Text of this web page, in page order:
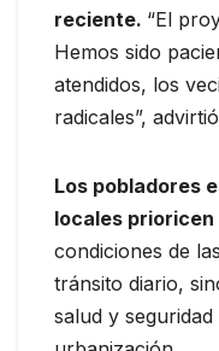
reciente. “El
Hemos sido
atendidos, los
radicales”,
Los pobladores
locales
condiciones de
tránsito diario,
salud y